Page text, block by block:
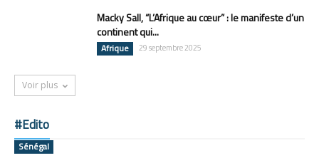
Macky Sall, “L’Afrique au cœur” : le manifeste d’un
continent qui...
Afrique 29 septembre 2025
Voir plus
#Edito
Sénégal